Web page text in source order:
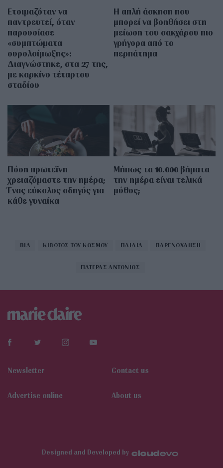
Ετοιμαζόταν να
παντρευτεί, όταν
παρουσίασε
«συμπτώματα
ουρολοίμωξης»:
Διαγνώστηκε, στα 27 της,
με καρκίνο τέταρτου
σταδίου
Η απλή άσκηση που
μπορεί να βοηθήσει στη
μείωση του σακχάρου πιο
γρήγορα από το
περπάτημα
Πόση πρωτεΐνη
χρειαζόμαστε την ημέρα;
Ένας εύκολος οδηγός για
κάθε γυναίκα
Μήπως τα 10.000 βήματα
την ημέρα είναι τελικά
μύθος;
ΒΙΑ ΚΙΒΩΤΟΣ ΤΟΥ ΚΟΣΜΟΥ ΠΑΙΔΙΑ ΠΑΡΕΝΟΧΛΗΣΗ
ΠΑΤΕΡΑΣ ΑΝΤΩΝΙΟΣ
Newsletter Contact us
Αdvertise online About us
Designed and Developed by